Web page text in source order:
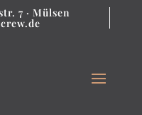
7 · Mülsen